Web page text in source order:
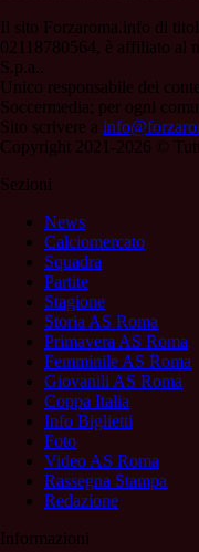
Il sito Forzaroma.info di
02118780564, è affiliato al
S.p.a..
Unico responsabile dei
Soccermedia; per ogni
Sito scrivere a
Copyright 2021-2026 ©
Sezioni
News
Calciomercato
Squadra
Partite
Stagione
Storia AS Roma
Primavera AS Roma
Femminile AS Roma
Giovanili AS Roma
Coppa Italia
Info Biglietti
Foto
Video AS Roma
Rassegna Stampa
Redazione
Informazioni